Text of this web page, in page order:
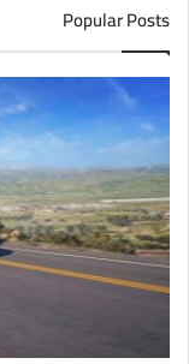
ا
ل
إ
ل
ك
ت
ر
و
ن
ي
Popular Posts